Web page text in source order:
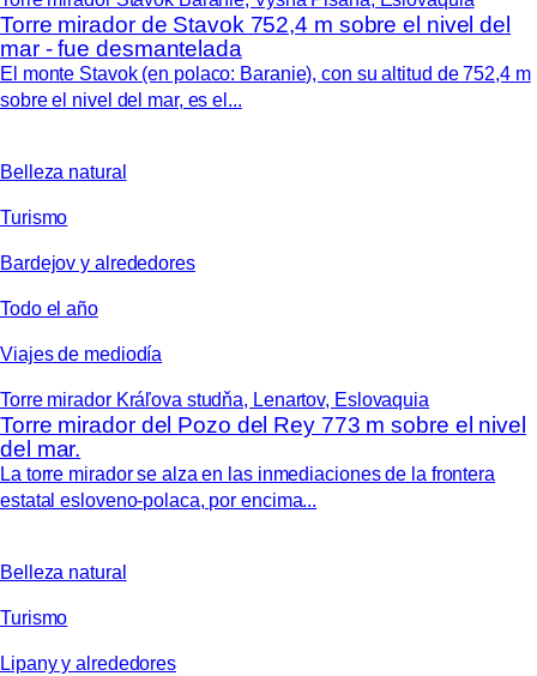
Torre mirador de Stavok 752,4 m sobre el nivel del
mar - fue desmantelada
El monte Stavok (en polaco: Baranie), con su altitud de 752,4 m
sobre el nivel del mar, es el...
Belleza natural
Turismo
Bardejov y alrededores
Todo el año
Viajes de mediodía
Torre mirador Kráľova studňa, Lenartov, Eslovaquia
Torre mirador del Pozo del Rey 773 m sobre el nivel
del mar.
La torre mirador se alza en las inmediaciones de la frontera
estatal esloveno-polaca, por encima...
Belleza natural
Turismo
Lipany y alrededores